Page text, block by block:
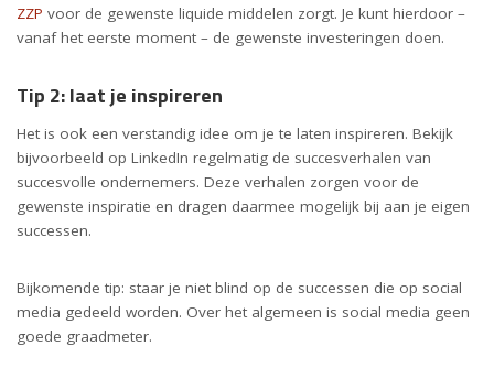
ZZP voor de gewenste liquide middelen zorgt. Je kunt hierdoor –
vanaf het eerste moment – de gewenste investeringen doen.
Tip 2: laat je inspireren
Het is ook een verstandig idee om je te laten inspireren. Bekijk
bijvoorbeeld op LinkedIn regelmatig de succesverhalen van
succesvolle ondernemers. Deze verhalen zorgen voor de
gewenste inspiratie en dragen daarmee mogelijk bij aan je eigen
successen.
Bijkomende tip: staar je niet blind op de successen die op social
media gedeeld worden. Over het algemeen is social media geen
goede graadmeter.